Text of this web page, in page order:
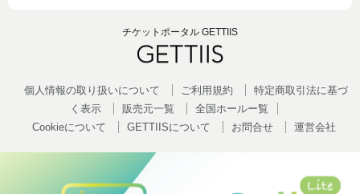
チケットポータル GETTIIS
個人情報の取り扱いについて ご利用規約
特定商取引法に基づ
く表示
販売元一覧
全国ホールー覧
Cookieについて
GETTIISについて お問合せ 運営会社